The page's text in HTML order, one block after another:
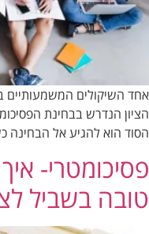
אחד השיקולים המשמעותיים
הציון הנדרש בבחינת
הסוד הוא להגיע אל הבחינה
פסיכומטרי-
טובה בשביל